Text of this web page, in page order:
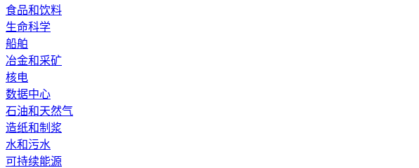
食品和饮料
生命科学
船舶
冶金和采矿
核电
数据中心
石油和天然气
造纸和制浆
水和污水
可持续能源